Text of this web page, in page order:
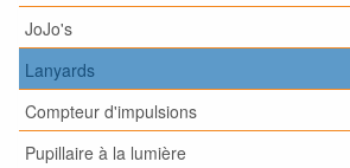
JoJo's
Lanyards
Compteur d'impulsions
Pupillaire à la lumière